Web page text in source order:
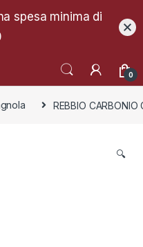
0
REBBIO
🔍
spesa minima di